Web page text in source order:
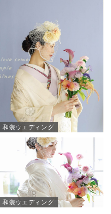
和装ウエディング
和装ウエディング